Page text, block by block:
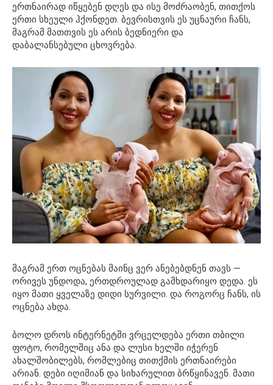
ერთნაირად იწყებენ დღეს და ისე მოძრაობენ, თითქოს
ერთი სხეული ჰქონდეთ. ბევრისთვის ეს უცნაური ჩანს,
მაგრამ მათთვის ეს არის ბედნიერი და
დაბალანსებული ცხოვრება.
მაგრამ ერთ ოცნებას მაინც ვერ ანებებდნენ თავს —
ორივეს უნდოდა, ერთდროულად გამხდარიყო დედა. ეს
იყო მათი ყველაზე დიდი სურვილი. და როგორც ჩანს, ის
ოცნება ახდა.
ბოლო დროს ინტერნეტში ვრცელდება ერთი თბილი
ფოტო, რომელშიც ანა და ლუსი ხელში იჭერენ
ახალშობილებს, რომლებიც თითქმის ერთნაირები
არიან. დები იღიმიან და სიხარულით ბრწყინავენ. მათი